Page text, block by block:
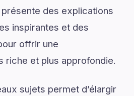
présente des explications
inspirantes et des
offrir une
riche et plus approfondie.
sujets permet d’élargir